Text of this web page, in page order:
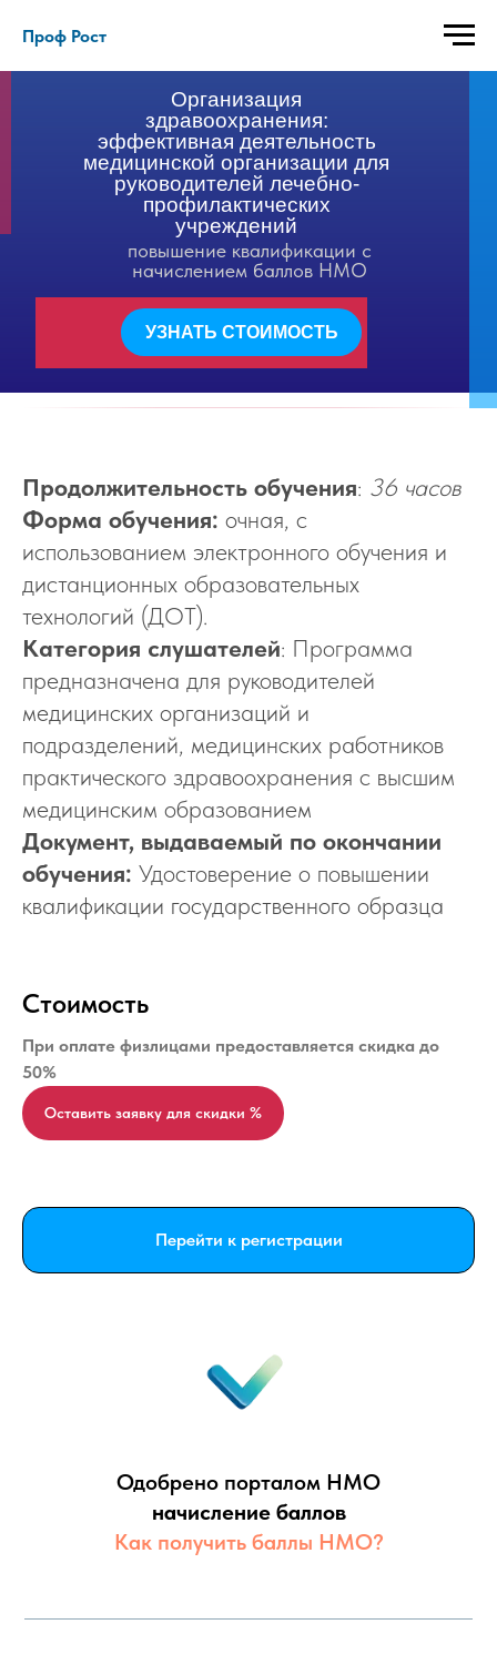
Проф Рост
Организация
здравоохранения:
эффективная деятельность
медицинской организации для
руководителей лечебно-
профилактических
учреждений
УЗНАТЬ СТОИМОСТЬ
повышение квалификации с
начислением баллов НМО
Продолжительность обучения: 36 часов
Форма обучения: очная, с
использованием электронного обучения и
дистанционных образовательных
технологий (ДОТ).
Категория слушателей: Программа
предназначена для руководителей
медицинских организаций и
подразделений, медицинских работников
практического здравоохранения с высшим
медицинским образованием
Документ, выдаваемый по окончании
обучения: Удостоверение о повышении
квалификации государственного образца
Стоимость
При оплате физлицами предоставляется скидка до
50%
Оставить заявку для скидки %
Перейти к регистрации
Одобрено порталом НМО
начисление баллов
Как получить баллы НМО?